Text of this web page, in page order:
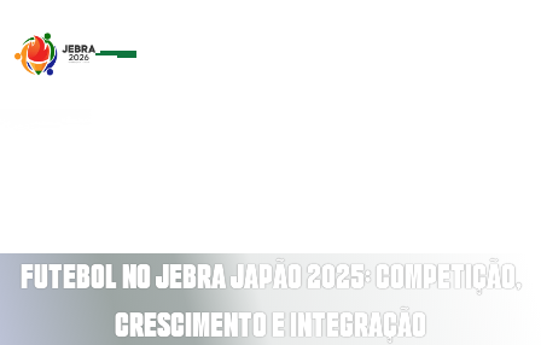
FUT EBO L NOJEB RAJAPÃO2025: CO M PETI ÇÃO,
C RESC M E NTO E N TE G RAÇÃO